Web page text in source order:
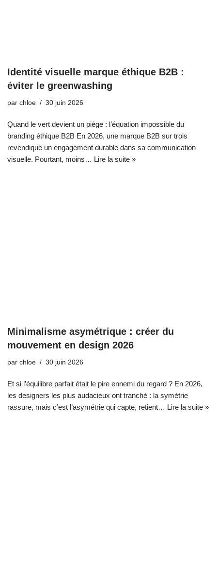
Identité visuelle marque éthique B2B :
éviter le greenwashing
par chloe 30 juin 2026
Quand le vert devient un piège : l’équation impossible du
branding éthique B2B En 2026, une marque B2B sur trois
revendique un engagement durable dans sa communication
visuelle. Pourtant, moins… Lire la suite »
Minimalisme asymétrique : créer du
mouvement en design 2026
par chloe 30 juin 2026
Et si l’équilibre parfait était le pire ennemi du regard ? En 2026,
les designers les plus audacieux ont tranché : la symétrie
rassure, mais c’est l’asymétrie qui capte, retient… Lire la suite »